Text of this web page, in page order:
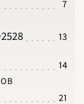
7
13
14
21